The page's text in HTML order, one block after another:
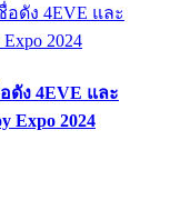
ดัง 4EVE และ
Expo 2024